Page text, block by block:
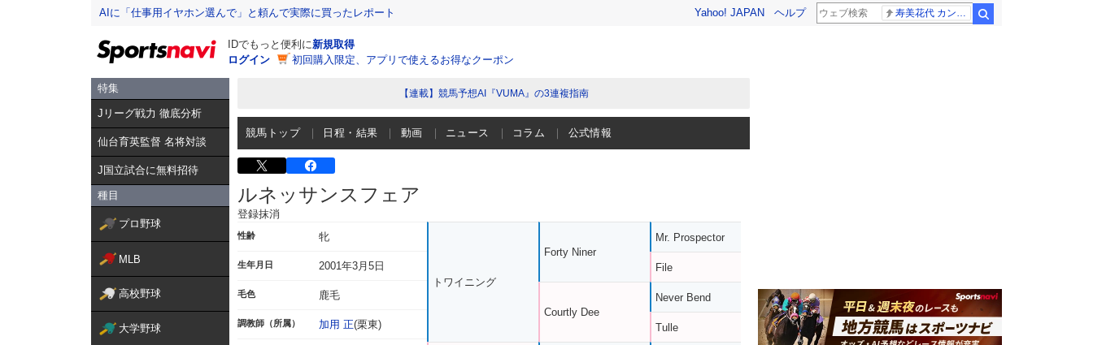
AIに「仕事用イヤホン選んで」と頼んで実際に買ったレポート Yahoo! JAPAN ヘルプ
IDでもっと便利に新規取得
ログイン
初回購入限定、アプリで使えるお得なクーポン
特集
Jリーグ戦力 徹底分析
仙台育英監督 名将対談
J国立試合に無料招待
種目
プロ野球
MLB
高校野球
大学野球
【連載】競馬予想AI『VUMA』の3連複指南
競馬トップ 日程・結果 動画 ニュース コラム 公式情報
ルネッサンスフェア
登録抹消
性齢 牝
生年月日 2001年3月5日
毛色 鹿毛
調教師（所属） 加用 正(栗東)
トワイニング
Forty Niner
Courtly Dee
Mr. Prospector
File
Never Bend
Tulle